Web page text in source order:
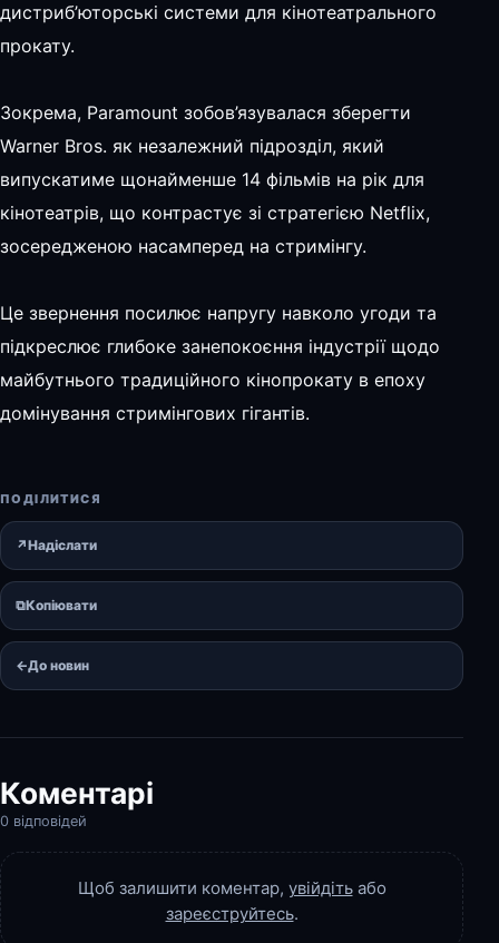
дистриб’юторські системи для кінотеатрального
прокату.
Зокрема, Paramount зобов’язувалася зберегти
Warner Bros. як незалежний підрозділ, який
випускатиме щонайменше 14 фільмів на рік для
кінотеатрів, що контрастує зі стратегією Netflix,
зосередженою насамперед на стримінгу.
Це звернення посилює напругу навколо угоди та
підкреслює глибоке занепокоєння індустрії щодо
майбутнього традиційного кінопрокату в епоху
домінування стримінгових гігантів.
ПОДІЛИТИСЯ
↗Надіслати
⧉Копіювати
←До новин
Коментарі
0 відповідей
Щоб залишити коментар, увійдітьабо
зареєструйтесь.